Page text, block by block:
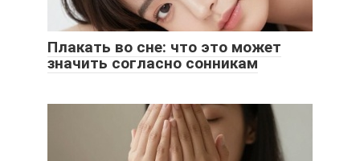
Плакать во сне: что это может
значить согласно сонникам